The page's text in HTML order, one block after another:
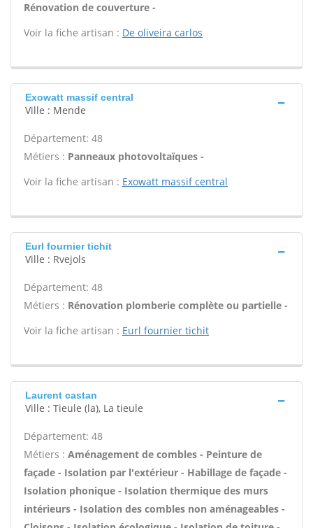
Rénovation de couverture -
Voir la fiche artisan : De oliveira carlos
Exowatt massif central
Ville : Mende
Département: 48
Métiers : Panneaux photovoltaïques -
Voir la fiche artisan : Exowatt massif central
Eurl fournier tichit
Ville : Rvejols
Département: 48
Métiers : Rénovation plomberie complète ou partielle -
Voir la fiche artisan : Eurl fournier tichit
Laurent castan
Ville : Tieule (la), La tieule
Département: 48
Métiers : Aménagement de combles - Peinture de
façade - Isolation par l'extérieur - Habillage de façade -
Isolation phonique - Isolation thermique des murs
intérieurs - Isolation des combles non aménageables -